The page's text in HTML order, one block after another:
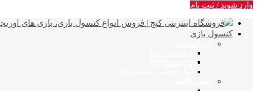
وارد شوید / ثبت نام
کنسول بازی